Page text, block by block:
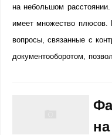
на небольшом
имеет множество плюсов.
вопросы, связанные с
документооборотом,